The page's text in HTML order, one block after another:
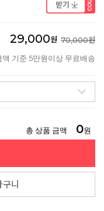
29,000원 70,000원
액 기준 5만원이상 무료배송
총 상품 금액 0원
구니